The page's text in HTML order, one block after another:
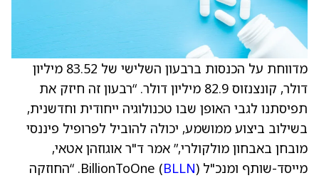
מדווחת על הכנסות ברבעון השלישי של 83.52 מיליון
דולר, קונצנזוס 82.9 מיליון דולר. “רבעון זה חיזק את
תפיסתנו לגבי האופן שבו טכנולוגיה ייחודית וחדשנית,
בשילוב ביצוע ממושמע, יכולה להוביל לפרופיל פיננסי
מובחן באבחון מולקולרי,” אמר ד"ר אוגוזהן אטאי,
מייסד-שותף ומנכ"ל BillionToOne ( BLLN
). “החוזקה